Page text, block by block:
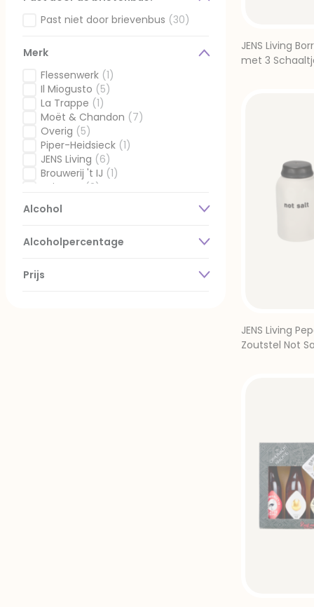
Past niet door brievenbus (30)
Merk
Flessenwerk (1)
Gefilterd op Merk: Flessenwerk
Il Miogusto (5)
Gefilterd op Merk: Il Miogusto
La Trappe (1)
Gefilterd op Merk: La Trappe
Moët & Chandon (7)
Gefilterd op Merk: Moët & Chandon
Overig (5)
Gefilterd op Merk: Overig
Piper-Heidsieck (1)
Gefilterd op Merk: Piper-Heidsieck
JENS Living (6)
Gefilterd op Merk: JENS Living
Brouwerij 't IJ (1)
Gefilterd op Merk: Brouwerij 't IJ
Snippers
(3)
Alcohol
Alcoholpercentage
Prijs
JENS Living
met 3
JENS Living
Zoutstel Not